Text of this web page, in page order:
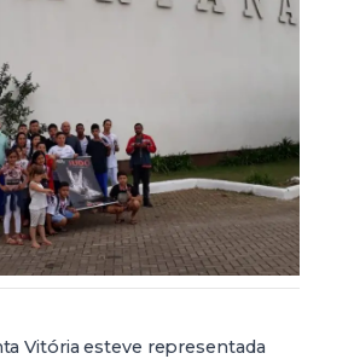
Vitória esteve representada